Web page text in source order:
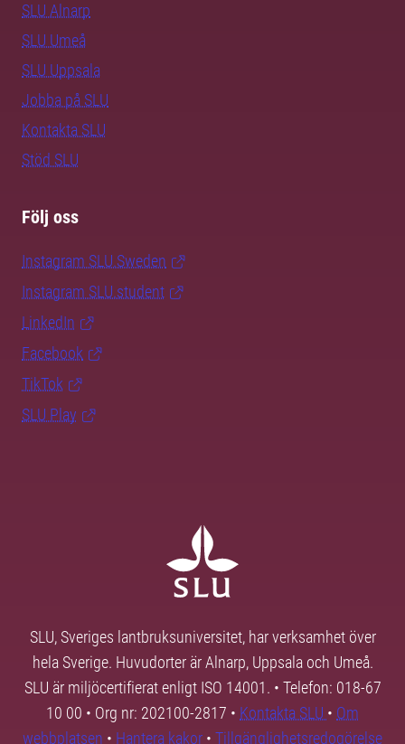
SLU Alnarp
SLU Umeå
SLU Uppsala
Jobba på SLU
Kontakta SLU
Stöd SLU
Följ oss
Instagram SLU.Sweden
Instagram SLU.student
LinkedIn
Facebook
TikTok
SLU Play
SLU, Sveriges lantbruksuniversitet, har verksamhet över
hela Sverige. Huvudorter är Alnarp, Uppsala och Umeå.
SLU är miljöcertifierat enligt ISO 14001. • Telefon: 018-67
10 00 • Org nr: 202100-2817 • Kontakta SLU • Om
webbplatsen • Hantera kakor • Tillgänglighetsredogörelse